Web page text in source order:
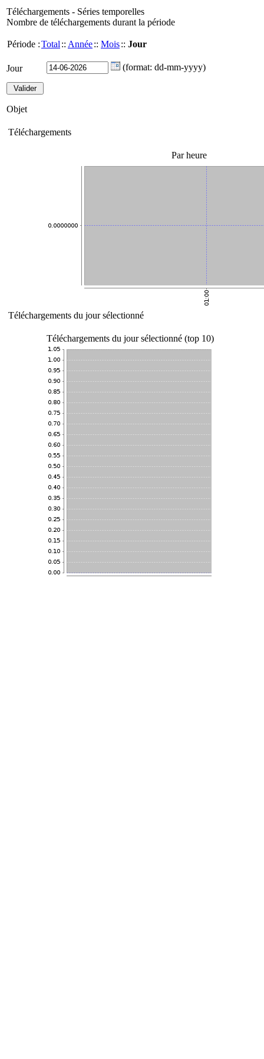
Téléchargements - Séries temporelles
Nombre de téléchargements durant la période
Période :Total :: Année:: Mois:: Jour
Jour (format: dd-mm-yyyy)
Objet
Téléchargements
Par heure
Téléchargements du jour sélectionné
Téléchargements du jour sélectionné (top 10)